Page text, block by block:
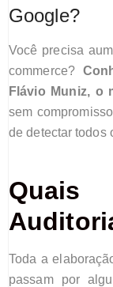
Google?
Você precisa
commerce?
Flávio Muniz, o
sem
de detectar todos
Toda a
passam por